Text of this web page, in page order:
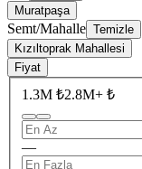
Muratpaşa
Semt/Mahalle Temizle
Kızıltoprak Mahallesi
Fiyat
1.3M ₺2.8M+ ₺
—